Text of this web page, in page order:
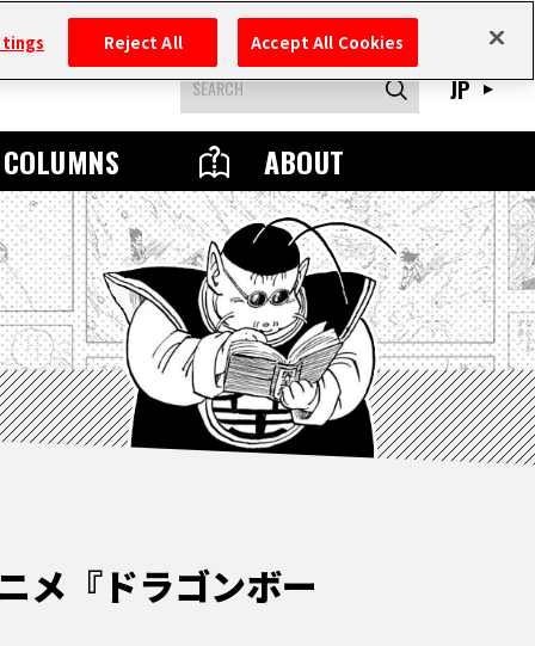
COLUMNS ABOUT
JP
メ『ドラゴンボー
Reject All Accept All Cookies